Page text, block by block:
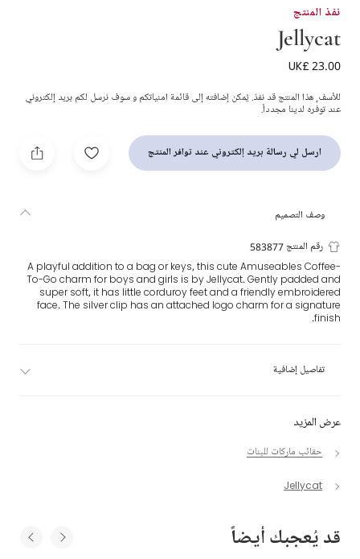
نفذ المنتج
Jellycat
حلية حقيبة على شكل قهوة تو جو (18 سم)
UK£ 23.00
للأسف, هذا المنتج قد نفذ. يُمكن إضافته إلى قائمة امنياتكم و سوف نرسل لكم بريد إلكتروني
عند توفره لدينا مجدداً.
ارسل لي رسالة بريد إلكتروني عند توافر المنتج
عرض المزيد
حقائب ماركات للبنات
Jellycat
وصف التصميم
رقم المنتج 583877
A playful addition to a bag or keys, this cute Amuseables Coffee-
To-Go charm for boys and girls is by Jellycat. Gently padded and
super soft, it has little corduroy feet and a friendly embroidered
face. The silver clip has an attached logo charm for a signature
finish.
تفاصيل إضافية
قد يُعجبك أيضاً